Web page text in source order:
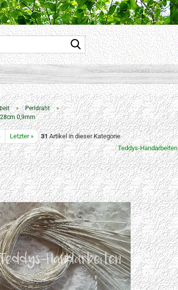
Suche...
» Perldraht »
0,9mm
Letzter » 31Artikel in dieser Kategorie
Teddys-Handarbeiten